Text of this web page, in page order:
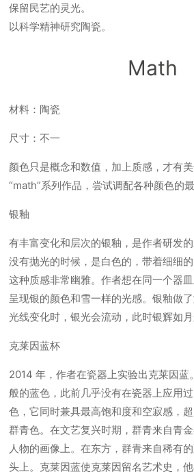
保留民艺的灵光。
以科学精神研究陶瓷。
Math
材料：陶瓷
尺寸：不一
颜色只是概念和数值，加上质感，才有美
“math”系列作品，尝试调配各种颜色的最
银釉
有丰富变化和层次的银釉，是作者研发
没有抛光的时候，是白色的，带着细细
这种质感非常幽雅。作者想在同一个器
呈现银的颜色和雪一样的光感。银釉做了
光线变化时，银光会流动，此时银辉如月
克莱因蓝杯
2014 年，作者在瓷器上实验出克莱因蓝
般的蓝色，此前几乎没有在瓷器上应用
色，它同时兼具最高饱和度和空寂感，
群青色。在文艺复兴时期，群青来自青
人物的画像上。在东方，群青来自稀有
头上。克莱因蓝使克莱因留名艺术史，